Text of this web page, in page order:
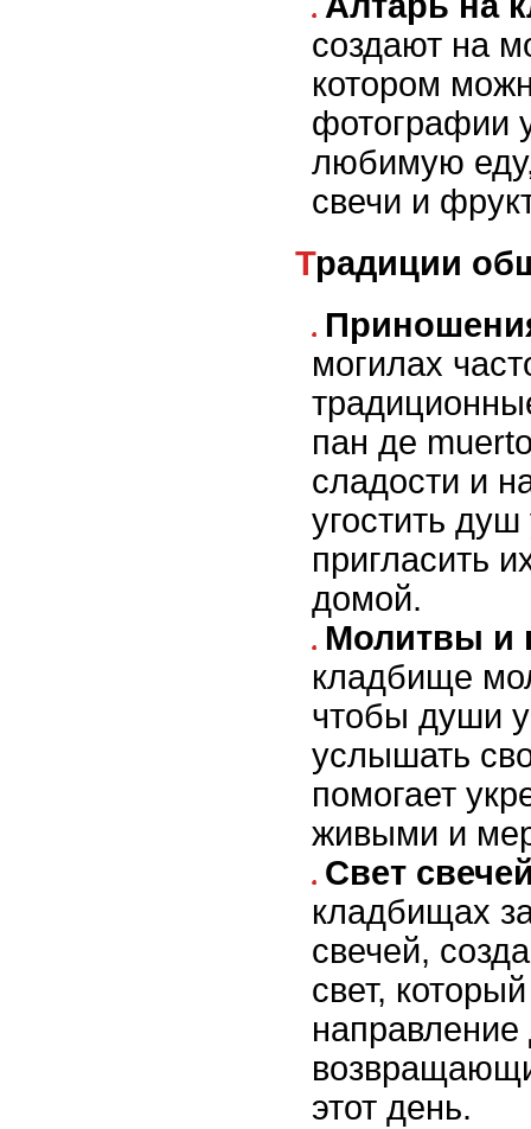
создают на
котором
фотографии
любимую
свечи и
Традиции
могилах
пан де
сладости и
угостить
пригласить
домой.
Молитвы и
кладбище
чтобы души
услышать
помогает
живыми и
Свет
кладбищах
свечей,
свет,
этот день.